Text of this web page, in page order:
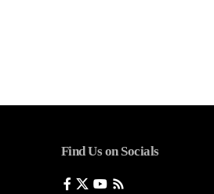
Find Us on Socials